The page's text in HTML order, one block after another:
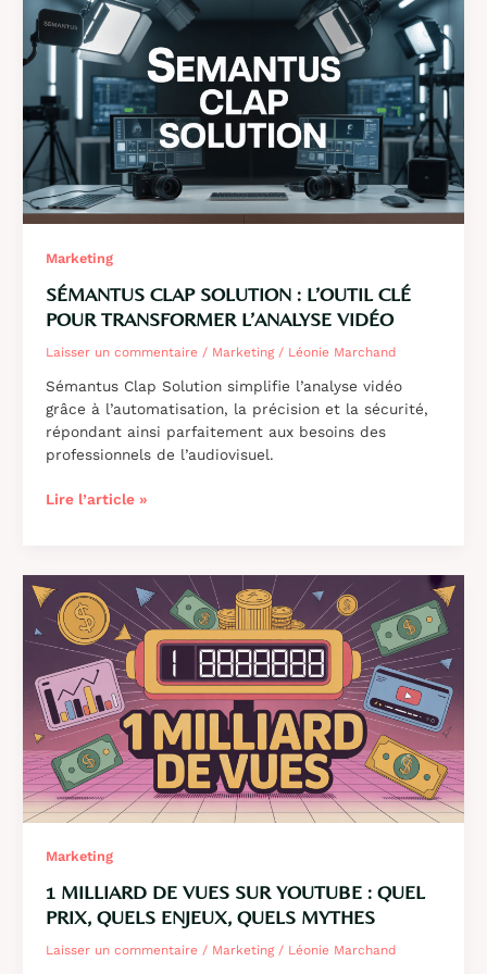
en
pour
une
expérience
client
réussie
Marketing
SÉMANTUS CLAP SOLUTION : L’OUTIL CLÉ
POUR TRANSFORMER L’ANALYSE VIDÉO
Laisser un commentaire / Marketing/ Léonie Marchand
Sémantus Clap Solution simplifie l’analyse vidéo
grâce à l’automatisation, la précision et la sécurité,
répondant ainsi parfaitement aux besoins des
professionnels de l’audiovisuel.
Sémantus
l’outil
clé
pour
transformer
l’analyse
vidéo
Lire l’article »
Marketing
1 MILLIARD DE VUES SUR YOUTUBE : QUEL
PRIX, QUELS ENJEUX, QUELS MYTHES
Laisser un commentaire / Marketing/ Léonie Marchand